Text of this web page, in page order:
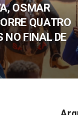
OSMAR
QUATRO
NO FINAL DE